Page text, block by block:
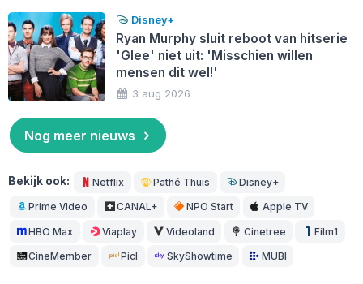
Disney+
Ryan Murphy sluit reboot van hitserie
'Glee' niet uit: 'Misschien willen
mensen dit wel!'
3 aug 2026
Nog meer nieuws
Bekijk ook: Netflix Pathé Thuis Disney+
Prime Video CANAL+ NPO Start Apple TV
HBO Max Viaplay Videoland Cinetree Film1
CineMember Picl SkyShowtime MUBI